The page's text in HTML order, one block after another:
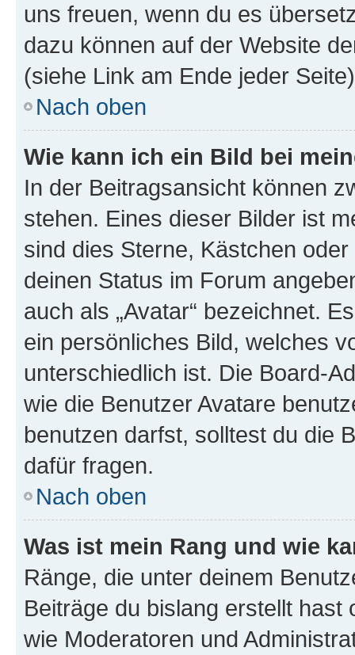
uns freuen, wenn du es
dazu können auf der Website
(siehe Link am Ende jeder
Nach oben
Wie kann ich ein Bild bei
In der Beitragsansicht können
stehen. Eines dieser Bilder ist
sind dies Sterne, Kästchen
deinen Status im Forum
auch als „Avatar“ bezeichnet.
ein persönliches Bild, welches
unterschiedlich ist. Die Board-
wie die Benutzer Avatare
benutzen darfst, solltest du die
dafür fragen.
Nach oben
Was ist mein Rang und wie
Ränge, die unter deinem
Beiträge du bislang erstellt
wie Moderatoren und